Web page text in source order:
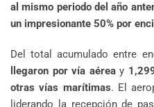
al mismo periodo del año
un impresionante 50% por
Del total acumulado entre
llegaron por vía aéreay
otras vías marítimas. El
liderando la recepción de